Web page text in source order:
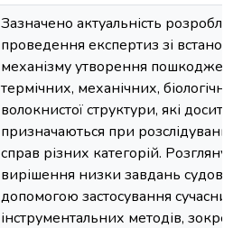
Зазначено актуальність
проведення експертиз зі
механізму утворення
термічних, механічних,
волокнистої структури, які
призначаються при
справ різних категорій.
вирішення низки завдань
допомогою застосування
інструментальних методів,